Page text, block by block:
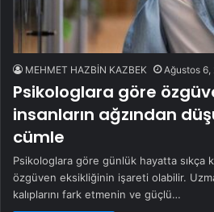
MEHMET HAZBİN KAZBEK Ağustos 6,
Psikologlara göre
insanların ağzından
cümle
Psikologlara göre günlük hayatta sıkça
özgüven eksikliğinin işareti olabilir.
kalıplarını fark etmenin ve güçlü…